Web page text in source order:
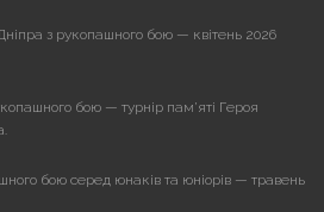
з рукопашного бою — квітень 2026
бою — турнір пам’яті Героя
бою серед юнаків та юніорів — травень